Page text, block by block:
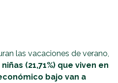
las vacaciones de verano,
(21,71%) que viven en
bajo van a